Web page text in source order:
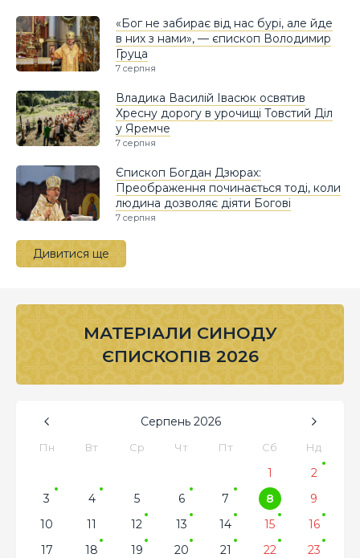
«Бог не забирає від нас бурі, але йде
в них з нами», — єпископ Володимир
Груца
7 серпня
Владика Василій Івасюк освятив
Хресну дорогу в урочищі Товстий Діл
у Яремче
7 серпня
Єпископ Богдан Дзюрах:
Преображення починається тоді, коли
людина дозволяє діяти Богові
7 серпня
Дивитися ще
МАТЕРІАЛИ СИНОДУ
ЄПИСКОПІВ 2026
Серпень 2026
Пн Вт Ср Чт Пт Сб Нд
1
2
3
4 5 6 7 8
9
10
11 12 13 14 15
16
17
18 19 20 21 22
23